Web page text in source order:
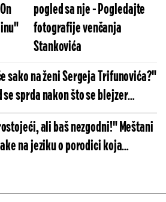
pogled sa nje - Pogledajte
fotografije venčanja
Stankovića
sako na ženi Sergeja Trifunovića?"
se sprda nakon što se blejzer
i upao joj u kesu: "Dobiće on
čim mu draga izađe iz zatvora"
ali baš nezgodni!" Meštani
na jeziku o porodici koja